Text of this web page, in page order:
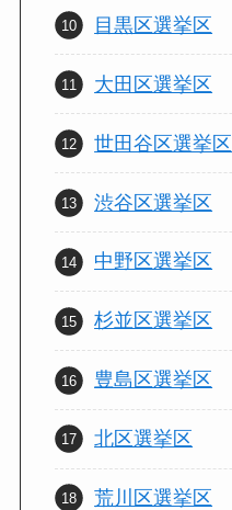
目黒区選挙区
大田区選挙区
世田谷区選挙区
渋谷区選挙区
中野区選挙区
杉並区選挙区
豊島区選挙区
北区選挙区
荒川区選挙区